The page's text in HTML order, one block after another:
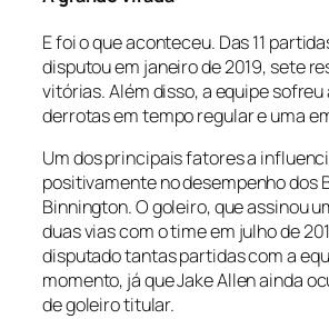
E foi o que aconteceu. Das 11
disputou em janeiro de 2019, sete
vitórias. Além disso, a equipe
derrotas em tempo regular e uma
Um dos principais fatores a
positivamente no desempenho dos
Binnington. O goleiro, que assinou
duas vias com o time em julho de
disputado tantas partidas com a
momento, já que Jake Allen ainda
de goleiro titular.